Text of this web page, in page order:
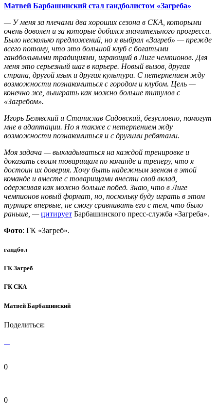
Матвей Барбашинский стал гандболистом «Загреба»
— У меня за плечами два хороших сезона в СКА, которыми
очень доволен и за которые добился значительного прогресса.
Было несколько предложений, но я выбрал «Загреб» — прежде
всего потому, что это большой клуб с богатыми
гандбольными традициями, играющий в Лиге чемпионов. Для
меня это серьезный шаг в карьере. Новый вызов, другая
страна, другой язык и другая культура. С нетерпением жду
возможности познакомиться с городом и клубом. Цель —
конечно же, выиграть как можно больше титулов с
«Загребом».
Игорь Белявский и Станислав Садовский, безусловно, помогут
мне в адаптации. Но я также с нетерпением жду
возможности познакомиться и с другими ребятами.
Моя задача — выкладываться на каждой тренировке и
доказать своим товарищам по команде и тренеру, что я
достоин их доверия. Хочу быть надежным звеном в этой
команде и вместе с товарищами внести свой вклад,
одерживая как можно больше побед. Знаю, что в Лиге
чемпионов новый формат, но, поскольку буду играть в этом
турнире впервые, не смогу сравнивать его с тем, что было
раньше, — цитирует Барбашинского пресс-служба «Загреба».
Фото: ГК «Загреб».
гандбол
ГК Загреб
ГК СКА
Матвей Барбашинский
Поделиться:
0
0